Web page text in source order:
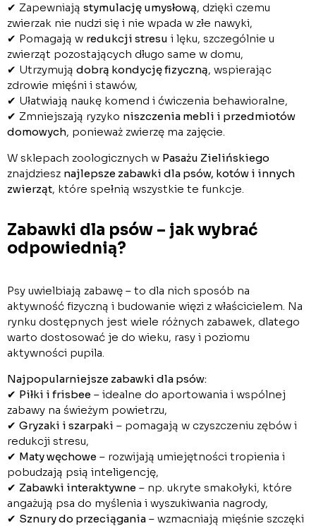
✔ Zapewniają stymulację umysłową, dzięki czemu
zwierzak nie nudzi się i nie wpada w złe nawyki,
✔ Pomagają w redukcji stresu i lęku, szczególnie u
zwierząt pozostających długo same w domu,
✔ Utrzymują dobrą kondycję fizyczną, wspierając
zdrowie mięśni i stawów,
✔ Ułatwiają naukę komend i ćwiczenia behawioralne,
✔ Zmniejszają ryzyko niszczenia mebli i przedmiotów
domowych, ponieważ zwierzę ma zajęcie.
W sklepach zoologicznych w Pasażu Zielińskiego
znajdziesz najlepsze zabawki dla psów, kotów i innych
zwierząt, które spełnią wszystkie te funkcje.
Zabawki dla psów – jak wybrać
odpowiednią?
Psy uwielbiają zabawę – to dla nich sposób na
aktywność fizyczną i budowanie więzi z właścicielem. Na
rynku dostępnych jest wiele różnych zabawek, dlatego
warto dostosować je do wieku, rasy i poziomu
aktywności pupila.
Najpopularniejsze zabawki dla psów:
✔ Piłki i frisbee – idealne do aportowania i wspólnej
zabawy na świeżym powietrzu,
✔ Gryzaki i szarpaki – pomagają w czyszczeniu zębów i
redukcji stresu,
✔ Maty węchowe – rozwijają umiejętności tropienia i
pobudzają psią inteligencję,
✔ Zabawki interaktywne – np. ukryte smakołyki, które
angażują psa do myślenia i wyszukiwania nagrody,
✔ Sznury do przeciągania – wzmacniają mięśnie szczęki